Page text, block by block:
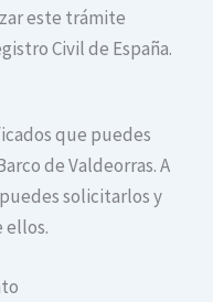
este trámite
Civil de España.
que puedes
de Valdeorras. A
solicitarlos y
ellos.